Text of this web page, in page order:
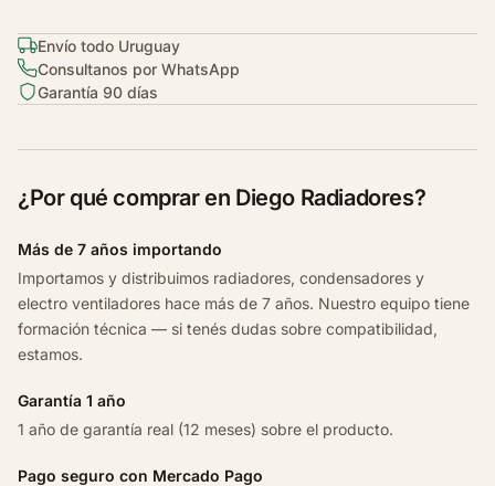
e
v
r
l
t
s
t
r
a
/
a
f
i
Envío todo Uruguay
Consultanos por WhatsApp
Garantía 90 días
¿Por qué comprar en Diego Radiadores?
Más de 7 años importando
Importamos y distribuimos radiadores, condensadores y
electro ventiladores hace más de 7 años. Nuestro equipo tiene
formación técnica — si tenés dudas sobre compatibilidad,
estamos.
Garantía 1 año
1 año de garantía real (12 meses) sobre el producto.
Pago seguro con Mercado Pago